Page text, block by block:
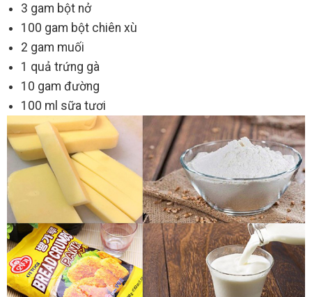
3 gam bột nở
100 gam bột chiên xù
2 gam muối
1 quả trứng gà
10 gam đường
100 ml sữa tươi